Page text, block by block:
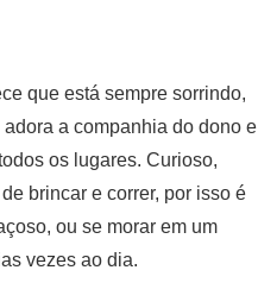
que está sempre sorrindo,
a companhia do dono e
os lugares. Curioso,
brincar e correr, por isso é
ou se morar em um
vezes ao dia.